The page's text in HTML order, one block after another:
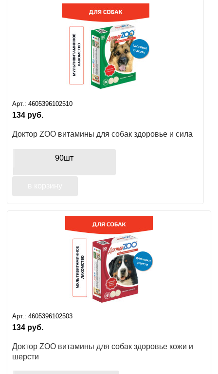
Арт.: 4605396102510
134 руб.
Доктор ZOO витамины для собак здоровье и сила
90шт
Арт.: 4605396102503
134 руб.
Доктор ZOO витамины для собак здоровье кожи и
шерсти